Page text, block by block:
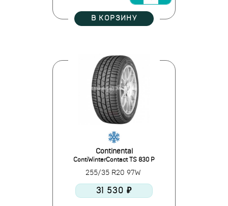
В КОРЗИНУ
Continental
ContiWinterContact TS 830 P
255/35 R20 97W
31 530 ₽